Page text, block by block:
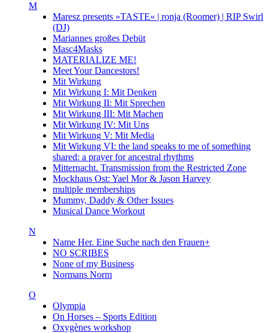
M
Maresz presents »TASTE« | ronja (Roomer) | RIP Swirl
(DJ)
Mariannes großes Debüt
Masc4Masks
MATERIALIZE ME!
Meet Your Dancestors!
Mit Wirkung
Mit Wirkung I: Mit Denken
Mit Wirkung II: Mit Sprechen
Mit Wirkung III: Mit Machen
Mit Wirkung IV: Mit Uns
Mit Wirkung V: Mit Media
Mit Wirkung VI: the land speaks to me of something
shared: a prayer for ancestral rhythms
Mitternacht. Transmission from the Restricted Zone
Mockhaus Ost: Yael Mor & Jason Harvey
multiple memberships
Mummy, Daddy & Other Issues
Musical Dance Workout
N
Name Her. Eine Suche nach den Frauen+
NO SCRIBES
None of my Business
Normans Norm
O
Olympia
On Horses – Sports Edition
Oxygènes workshop